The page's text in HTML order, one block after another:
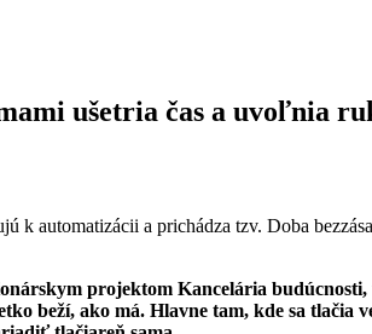
ušetria čas a uvoľnia
k automatizácii a prichádza tzv. Doba
projektom Kancelária
beží, ako má. Hlavne tam, kde sa